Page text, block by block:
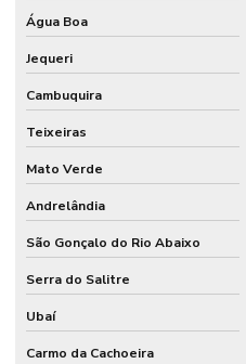
Água Boa
Jequeri
Cambuquira
Teixeiras
Mato Verde
Andrelândia
São Gonçalo do Rio Abaixo
Serra do Salitre
Ubaí
Carmo da Cachoeira